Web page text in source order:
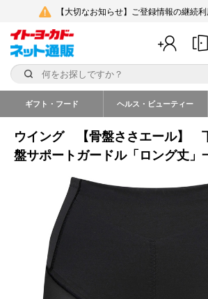
【大切なお知らせ】ご登録情報の継続
ギフト・フード ヘルス・ビューティー
ウイング 【骨盤ささエール】
盤サポートガードル「ロング丈」